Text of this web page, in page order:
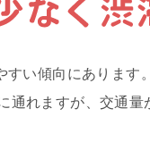
い傾向にあります
れますが、交通量